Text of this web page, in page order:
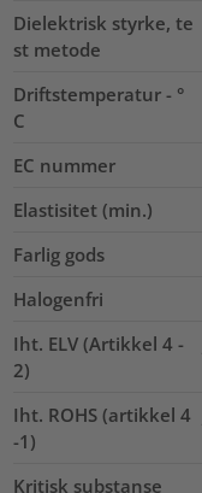
Dielektrisk styrke, te
st metode
Driftstemperatur - °
C
EC nummer
Elastisitet (min.)
Farlig gods
Halogenfri
Iht. ELV (Artikkel 4 -
2)
Iht. ROHS (artikkel 4
-1)
Kritisk substanse